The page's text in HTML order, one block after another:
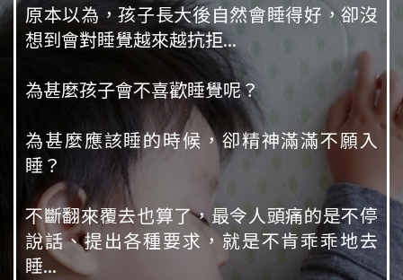
原本以為，孩子長大後自然會睡得好，卻沒
想到會對睡覺越來越抗拒...
為甚麼孩子會不喜歡睡覺呢？
為甚麼應該睡的時候，卻精神滿滿不願入
睡？
不斷翻來覆去也算了，最令人頭痛的是不停
說話、提出各種要求，就是不肯乖乖地去
睡...